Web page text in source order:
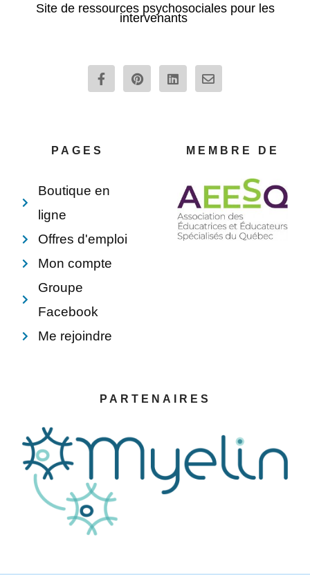
Site de ressources psychosociales pour les
intervenants
F
a
c
P
i
n
L
i
n
E
n
v
p
e
PAGES
Boutique en
ligne
Offres d'emploi
Mon compte
Groupe
Facebook
Me rejoindre
MEMBRE DE
PARTENAIRES